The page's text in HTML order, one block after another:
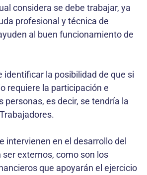
considera se debe trabajar, ya
profesional y técnica de
al buen funcionamiento de
identificar la posibilidad de que si
requiere la participación e
personas, es decir, se tendría la
intervienen en el desarrollo del
externos, como son los
que apoyarán el ejercicio